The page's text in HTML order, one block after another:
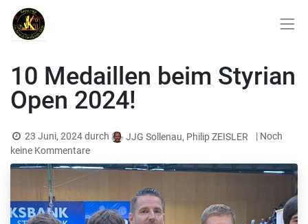
10 Medaillen beim Styrian
Open 2024!
23 Juni, 2024durch JJG Sollenau, Philip ZEISLER
| Noch
keine Kommentare